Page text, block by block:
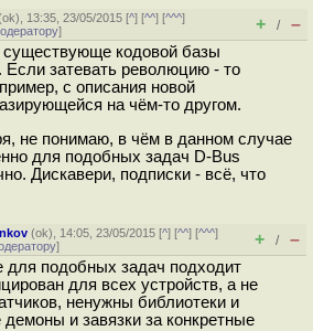
ok), 13:35, 23/05/2015 [^] [^^] [^^^]
] + / –
существующе кодовой базы
Если затевать революцию - то
с описания новой
на чём-то другом.
не понимаю, в чём в данном случае
для подобных задач D-Bus
Дискавери, подписки - всё, что
(ok), 14:05, 23/05/2015 [^] [^^] [^^^]
] + / –
подобных задач подходит
для всех устройств, а не
ненужны библиотеки и
и завязки за конкретные